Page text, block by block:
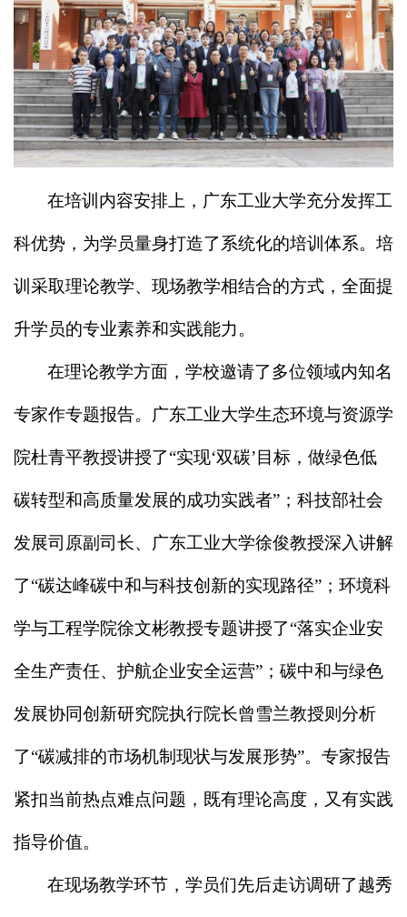
在培训内容安排上，广东工业大学充分发挥工
科优势，为学员量身打造了系统化的培训体系。培
训采取理论教学、现场教学相结合的方式，全面提
升学员的专业素养和实践能力。
在理论教学方面，学校邀请了多位领域内知名
专家作专题报告。广东工业大学生态环境与资源学
院杜青平教授讲授了“实现‘双碳’目标，做绿色低
碳转型和高质量发展的成功实践者”；科技部社会
发展司原副司长、广东工业大学徐俊教授深入讲解
了“碳达峰碳中和与科技创新的实现路径”；环境科
学与工程学院徐文彬教授专题讲授了“落实企业安
全生产责任、护航企业安全运营”；碳中和与绿色
发展协同创新研究院执行院长曾雪兰教授则分析
了“碳减排的市场机制现状与发展形势”。专家报告
紧扣当前热点难点问题，既有理论高度，又有实践
指导价值。
在现场教学环节，学员们先后走访调研了越秀